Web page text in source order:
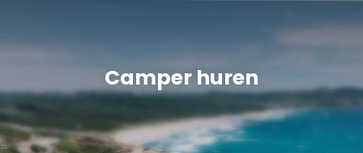
Camper huren